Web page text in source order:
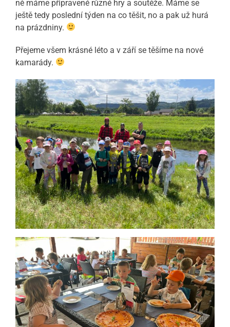
ně máme připravené různé hry a soutěže. Máme se
ještě tedy poslední týden na co těšit, no a pak už hurá
na prázdniny.
Přejeme všem krásné léto a v září se těšíme na nové
kamarády.